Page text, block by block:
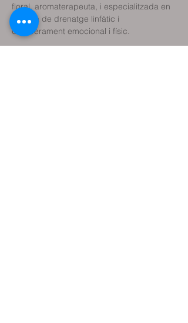
floral, aromaterapeuta, i especialitzada en
tècnica de drenatge linfàtic i
d'alliberament emocional i físic.